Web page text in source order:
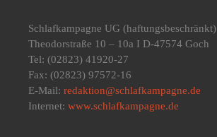
Schlafkampagne UG (haftungsbeschränkt)
Theodorstraße 10 – 10a I D-47574 Goch
Tel: (02823) 41920-27
Fax: (02823) 97572-16
E-Mail: redaktion@schlafkampagne.de
Internet: www.schlafkampagne.de